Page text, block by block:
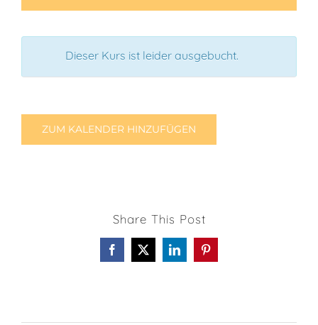
Dieser Kurs ist leider ausgebucht.
ZUM KALENDER HINZUFÜGEN
Share This Post
Facebook
X LinkedInPinterest